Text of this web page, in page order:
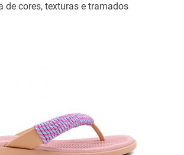
de cores, texturas e tramados